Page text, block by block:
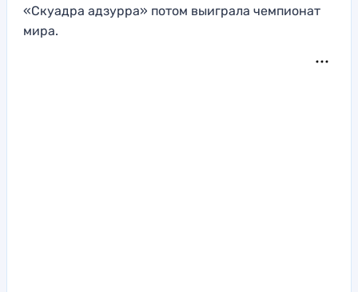
«Скуадра адзурра» потом выиграла чемпионат
мира.